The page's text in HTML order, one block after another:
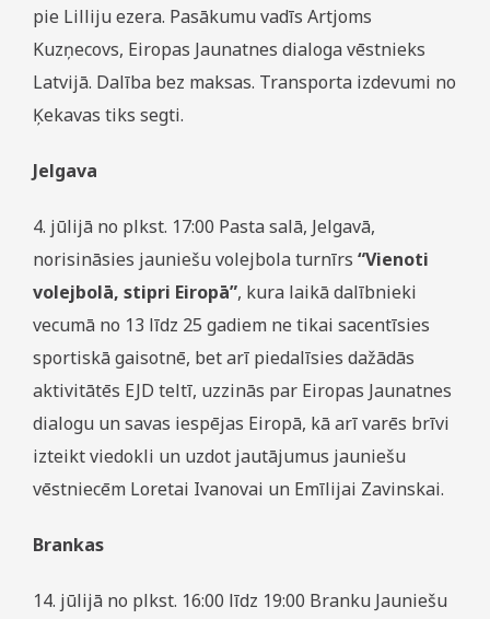
pie Lilliju ezera. Pasākumu vadīs Artjoms
Kuzņecovs, Eiropas Jaunatnes dialoga vēstnieks
Latvijā. Dalība bez maksas. Transporta izdevumi no
Ķekavas tiks segti.
Jelgava
4. jūlijā no plkst. 17:00 Pasta salā, Jelgavā,
norisināsies jauniešu volejbola turnīrs “Vienoti
volejbolā, stipri Eiropā”, kura laikā dalībnieki
vecumā no 13 līdz 25 gadiem ne tikai sacentīsies
sportiskā gaisotnē, bet arī piedalīsies dažādās
aktivitātēs EJD teltī, uzzinās par Eiropas Jaunatnes
dialogu un savas iespējas Eiropā, kā arī varēs brīvi
izteikt viedokli un uzdot jautājumus jauniešu
vēstniecēm Loretai Ivanovai un Emīlijai Zavinskai.
Brankas
14. jūlijā no plkst. 16:00 līdz 19:00 Branku Jauniešu